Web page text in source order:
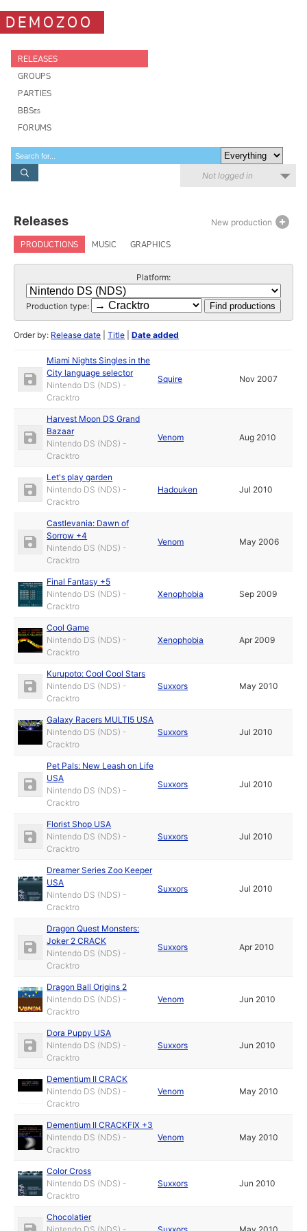
DEMOZOO
RELEASES
GROUPS
PARTIES
BBSes
FORUMS
Not logged in
New production
Releases
PRODUCTIONS MUSIC GRAPHICS
Platform:
Production type:
Order by: Release date |Title |Date added
Miami Nights Singles in the
City language selector
Nintendo DS (NDS) -
Cracktro
Squire Nov 2007
Harvest Moon DS Grand
Bazaar
Nintendo DS (NDS) -
Cracktro
Venom Aug 2010
Let's play garden
Nintendo DS (NDS) -
Cracktro
Hadouken Jul 2010
Castlevania: Dawn of
Sorrow +4
Nintendo DS (NDS) -
Cracktro
Venom May 2006
Final Fantasy +5
Nintendo DS (NDS) -
Cracktro
Xenophobia Sep 2009
Cool Game
Nintendo DS (NDS) -
Cracktro
Xenophobia Apr 2009
Kurupoto: Cool Cool Stars
Nintendo DS (NDS) -
Cracktro
Suxxors May 2010
Galaxy Racers MULTI5 USA
Nintendo DS (NDS) -
Cracktro
Suxxors Jul 2010
Pet Pals: New Leash on Life
USA
Nintendo DS (NDS) -
Cracktro
Suxxors Jul 2010
Florist Shop USA
Nintendo DS (NDS) -
Cracktro
Suxxors Jul 2010
Dreamer Series Zoo Keeper
USA
Nintendo DS (NDS) -
Cracktro
Suxxors Jul 2010
Dragon Quest Monsters:
Joker 2 CRACK
Nintendo DS (NDS) -
Cracktro
Suxxors Apr 2010
Dragon Ball Origins 2
Nintendo DS (NDS) -
Cracktro
Venom Jun 2010
Dora Puppy USA
Nintendo DS (NDS) -
Cracktro
Suxxors Jun 2010
Dementium II CRACK
Nintendo DS (NDS) -
Cracktro
Venom May 2010
Dementium II CRACKFIX +3
Nintendo DS (NDS) -
Cracktro
Venom May 2010
Color Cross
Nintendo DS (NDS) -
Cracktro
Suxxors Jun 2010
Chocolatier